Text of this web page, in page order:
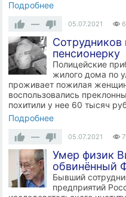
Подробнее
—
05.07.2021
пенсионерку
Полицейские
жилого дома по
проживает пожилая
воспользовались
похитили у нее 60 тысяч
Подробнее
—
05.07.2021
Умер физик
обвинённый
Бывший
предприятий